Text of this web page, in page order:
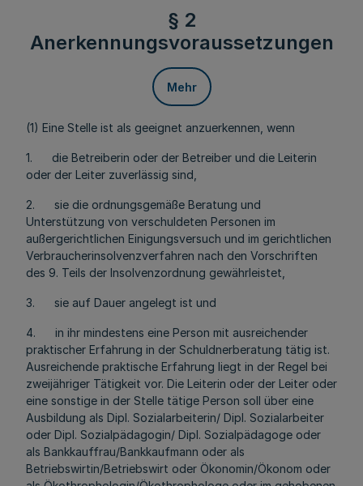
§ 2
Anerkennungsvoraussetzungen
Mehr
(1) Eine Stelle ist als geeignet anzuerkennen, wenn
1. die Betreiberin oder der Betreiber und die Leiterin
oder der Leiter zuverlässig sind,
2. sie die ordnungsgemäße Beratung und
Unterstützung von verschuldeten Personen im
außergerichtlichen Einigungsversuch und im gerichtlichen
Verbraucherinsolvenzverfahren nach den Vorschriften
des 9. Teils der Insolvenzordnung gewährleistet,
3. sie auf Dauer angelegt ist und
4. in ihr mindestens eine Person mit ausreichender
praktischer Erfahrung in der Schuldnerberatung tätig ist.
Ausreichende praktische Erfahrung liegt in der Regel bei
zweijähriger Tätigkeit vor. Die Leiterin oder der Leiter oder
eine sonstige in der Stelle tätige Person soll über eine
Ausbildung als Dipl. Sozialarbeiterin/ Dipl. Sozialarbeiter
oder Dipl. Sozialpädagogin/ Dipl. Sozialpädagoge oder
als Bankkauffrau/Bankkaufmann oder als
Betriebswirtin/Betriebswirt oder Ökonomin/Ökonom oder